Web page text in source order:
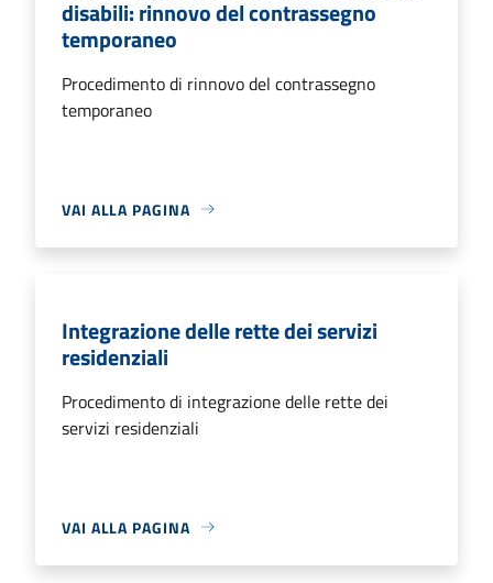
disabili: rinnovo del contrassegno
temporaneo
Procedimento di rinnovo del contrassegno
temporaneo
VAI ALLA PAGINA
Integrazione delle rette dei servizi
residenziali
Procedimento di integrazione delle rette dei
servizi residenziali
VAI ALLA PAGINA